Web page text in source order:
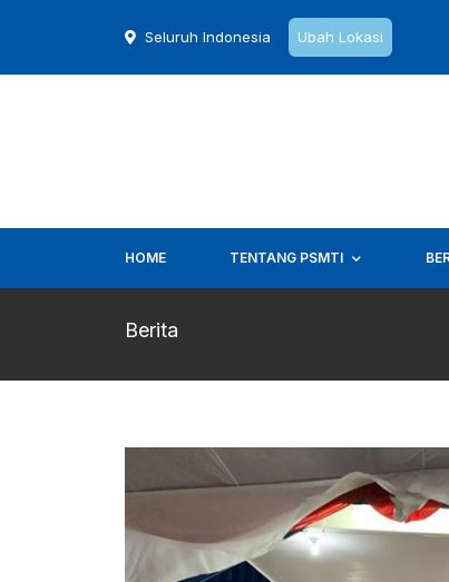
Seluruh Indonesia Ubah Lokasi
HOME TENTANG PSMTI
Berita